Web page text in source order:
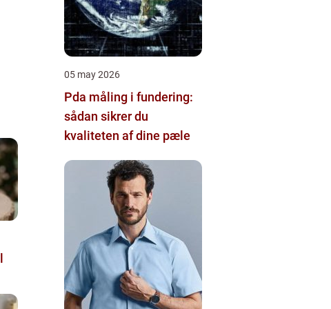
05 may 2026
Pda måling i fundering:
sådan sikrer du
kvaliteten af dine pæle